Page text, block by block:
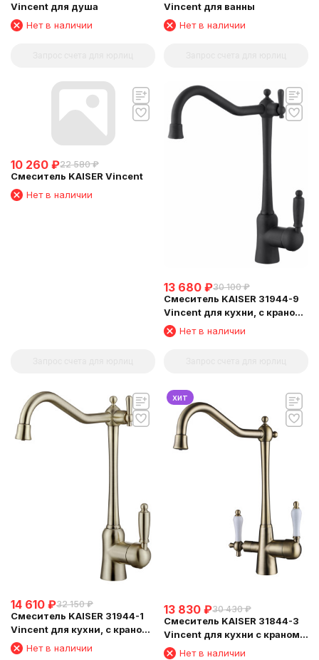
Vincent для душа
Нет в наличии
Vincent для ванны
Нет в наличии
10 260 ₽22 580 ₽
Смеситель KAISER Vincent
Нет в наличии
13 680 ₽30 100 ₽
Смеситель KAISER 31944-9
Vincent для кухни, с краном
для питьевой воды, черный
матовый
Нет в наличии
14 610 ₽32 150 ₽
Смеситель KAISER 31944-1
Vincent для кухни, с краном
для питьевой воды,
бронзовый
Нет в наличии
хит
13 830 ₽30 430 ₽
Смеситель KAISER 31844-3
Vincent для кухни с краном
для питьевой воды
Нет в наличии